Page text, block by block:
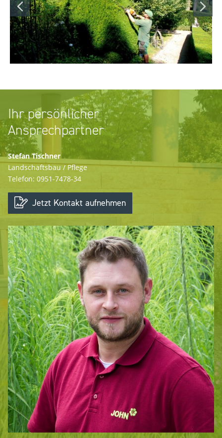
Ihr persönlicher
Ansprechpartner
Stefan Tischner
Landschaftsbau / Pflege
Telefon: 0951-7478-34
Jetzt Kontakt aufnehmen